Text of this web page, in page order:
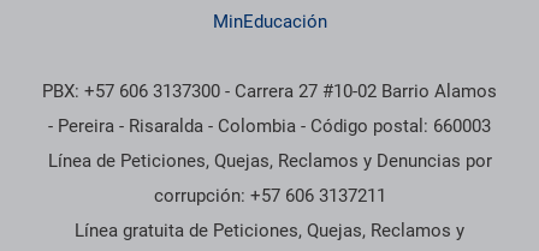
MinEducación
PBX: +57 606 3137300 - Carrera 27 #10-02 Barrio Alamos
- Pereira - Risaralda - Colombia - Código postal: 660003
Línea de Peticiones, Quejas, Reclamos y Denuncias por
corrupción: +57 606 3137211
Línea gratuita de Peticiones, Quejas, Reclamos y